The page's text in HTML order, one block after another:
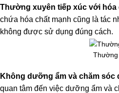
Thường xuyên tiếp xúc với hóa
chứa hóa chất mạnh cũng là tác
không được sử dụng đúng cách.
Thường
Không dưỡng ẩm và chăm sóc
quan tâm đến việc dưỡng ẩm và